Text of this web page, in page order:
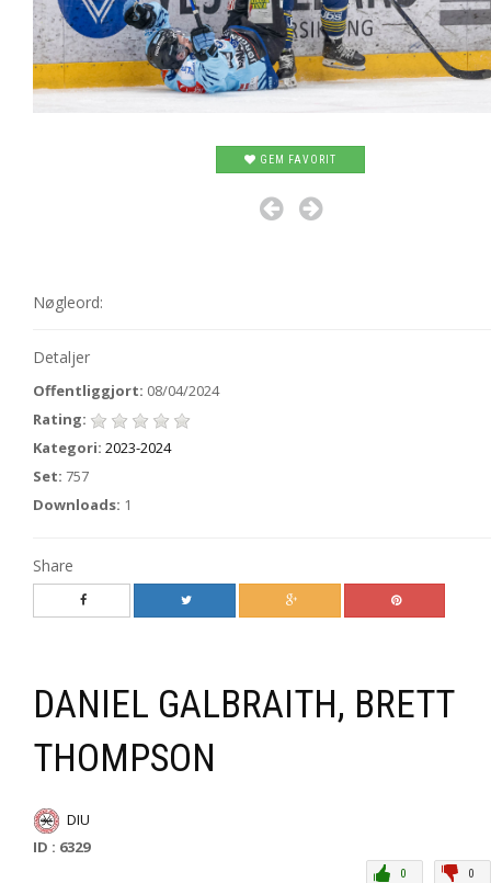
GEM FAVORIT
Nøgleord:
Detaljer
Offentliggjort: 08/04/2024
Rating:
Kategori: 2023-2024
Set: 757
Downloads: 1
Share
DANIEL GALBRAITH, BRETT
THOMPSON
DIU
ID : 6329
0
0